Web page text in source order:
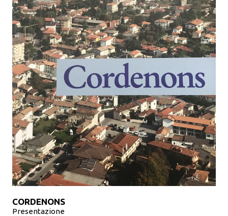
CORDENONS
Presentazione